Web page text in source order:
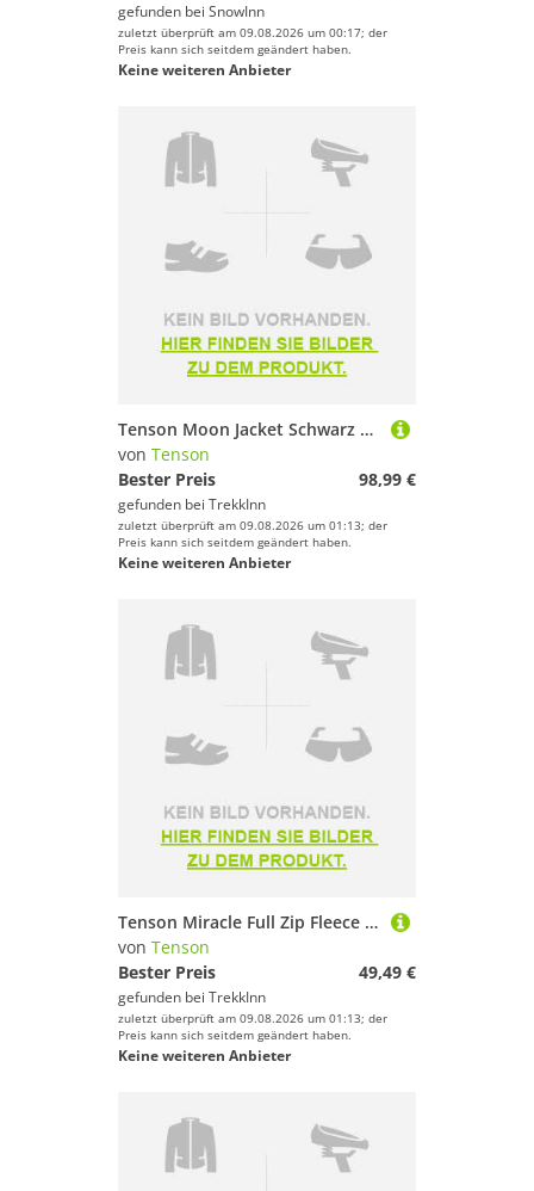
gefunden bei SnowInn
zuletzt überprüft am 09.08.2026 um 00:17; der
Preis kann sich seitdem geändert haben.
Keine weiteren Anbieter
Tenson Moon Jacket Schwarz M Frau
von Tenson
Bester Preis
98,99 €
gefunden bei TrekkInn
zuletzt überprüft am 09.08.2026 um 01:13; der
Preis kann sich seitdem geändert haben.
Keine weiteren Anbieter
Tenson Miracle Full Zip Fleece Schwarz S Frau
von Tenson
Bester Preis
49,49 €
gefunden bei TrekkInn
zuletzt überprüft am 09.08.2026 um 01:13; der
Preis kann sich seitdem geändert haben.
Keine weiteren Anbieter